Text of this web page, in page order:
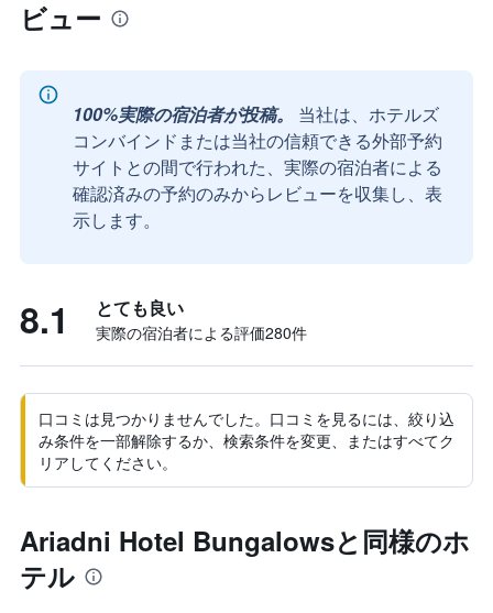
ビュー
100%実際の宿泊者が投稿。
当社は、ホテルズ
コンバインドまたは当社の信頼できる外部予約
サイトとの間で行われた、実際の宿泊者による
確認済みの予約のみからレビューを収集し、表
示します。
8.1 とても良い
実際の宿泊者による評価280​件
口コミは見つかりませんでした。口コミを見るには、絞り込
み条件を一部解除するか、検索条件を変更、またはすべてク
リアしてください。
Ariadni Hotel Bungalowsと同様のホ
テル